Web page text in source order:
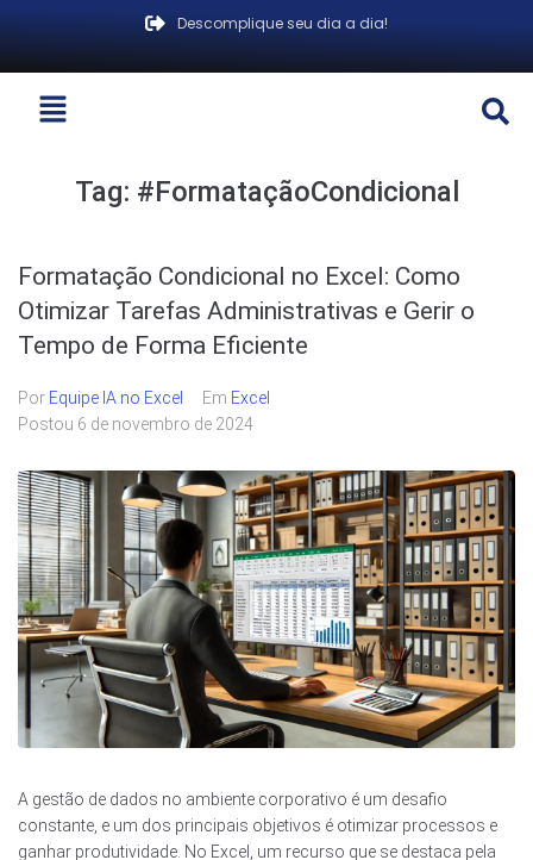
Descomplique seu dia a dia!
Tag: #FormataçãoCondicional
Formatação Condicional no Excel: Como
Otimizar Tarefas Administrativas e Gerir o
Tempo de Forma Eficiente
Por Equipe IA no Excel Em Excel
Postou 6 de novembro de 2024
A gestão de dados no ambiente corporativo é um desafio
constante, e um dos principais objetivos é otimizar processos e
ganhar produtividade. No Excel, um recurso que se destaca pela